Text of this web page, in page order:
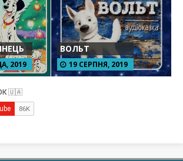
2019
ВОЛЬТ
19 СЕРПНЯ, 2019